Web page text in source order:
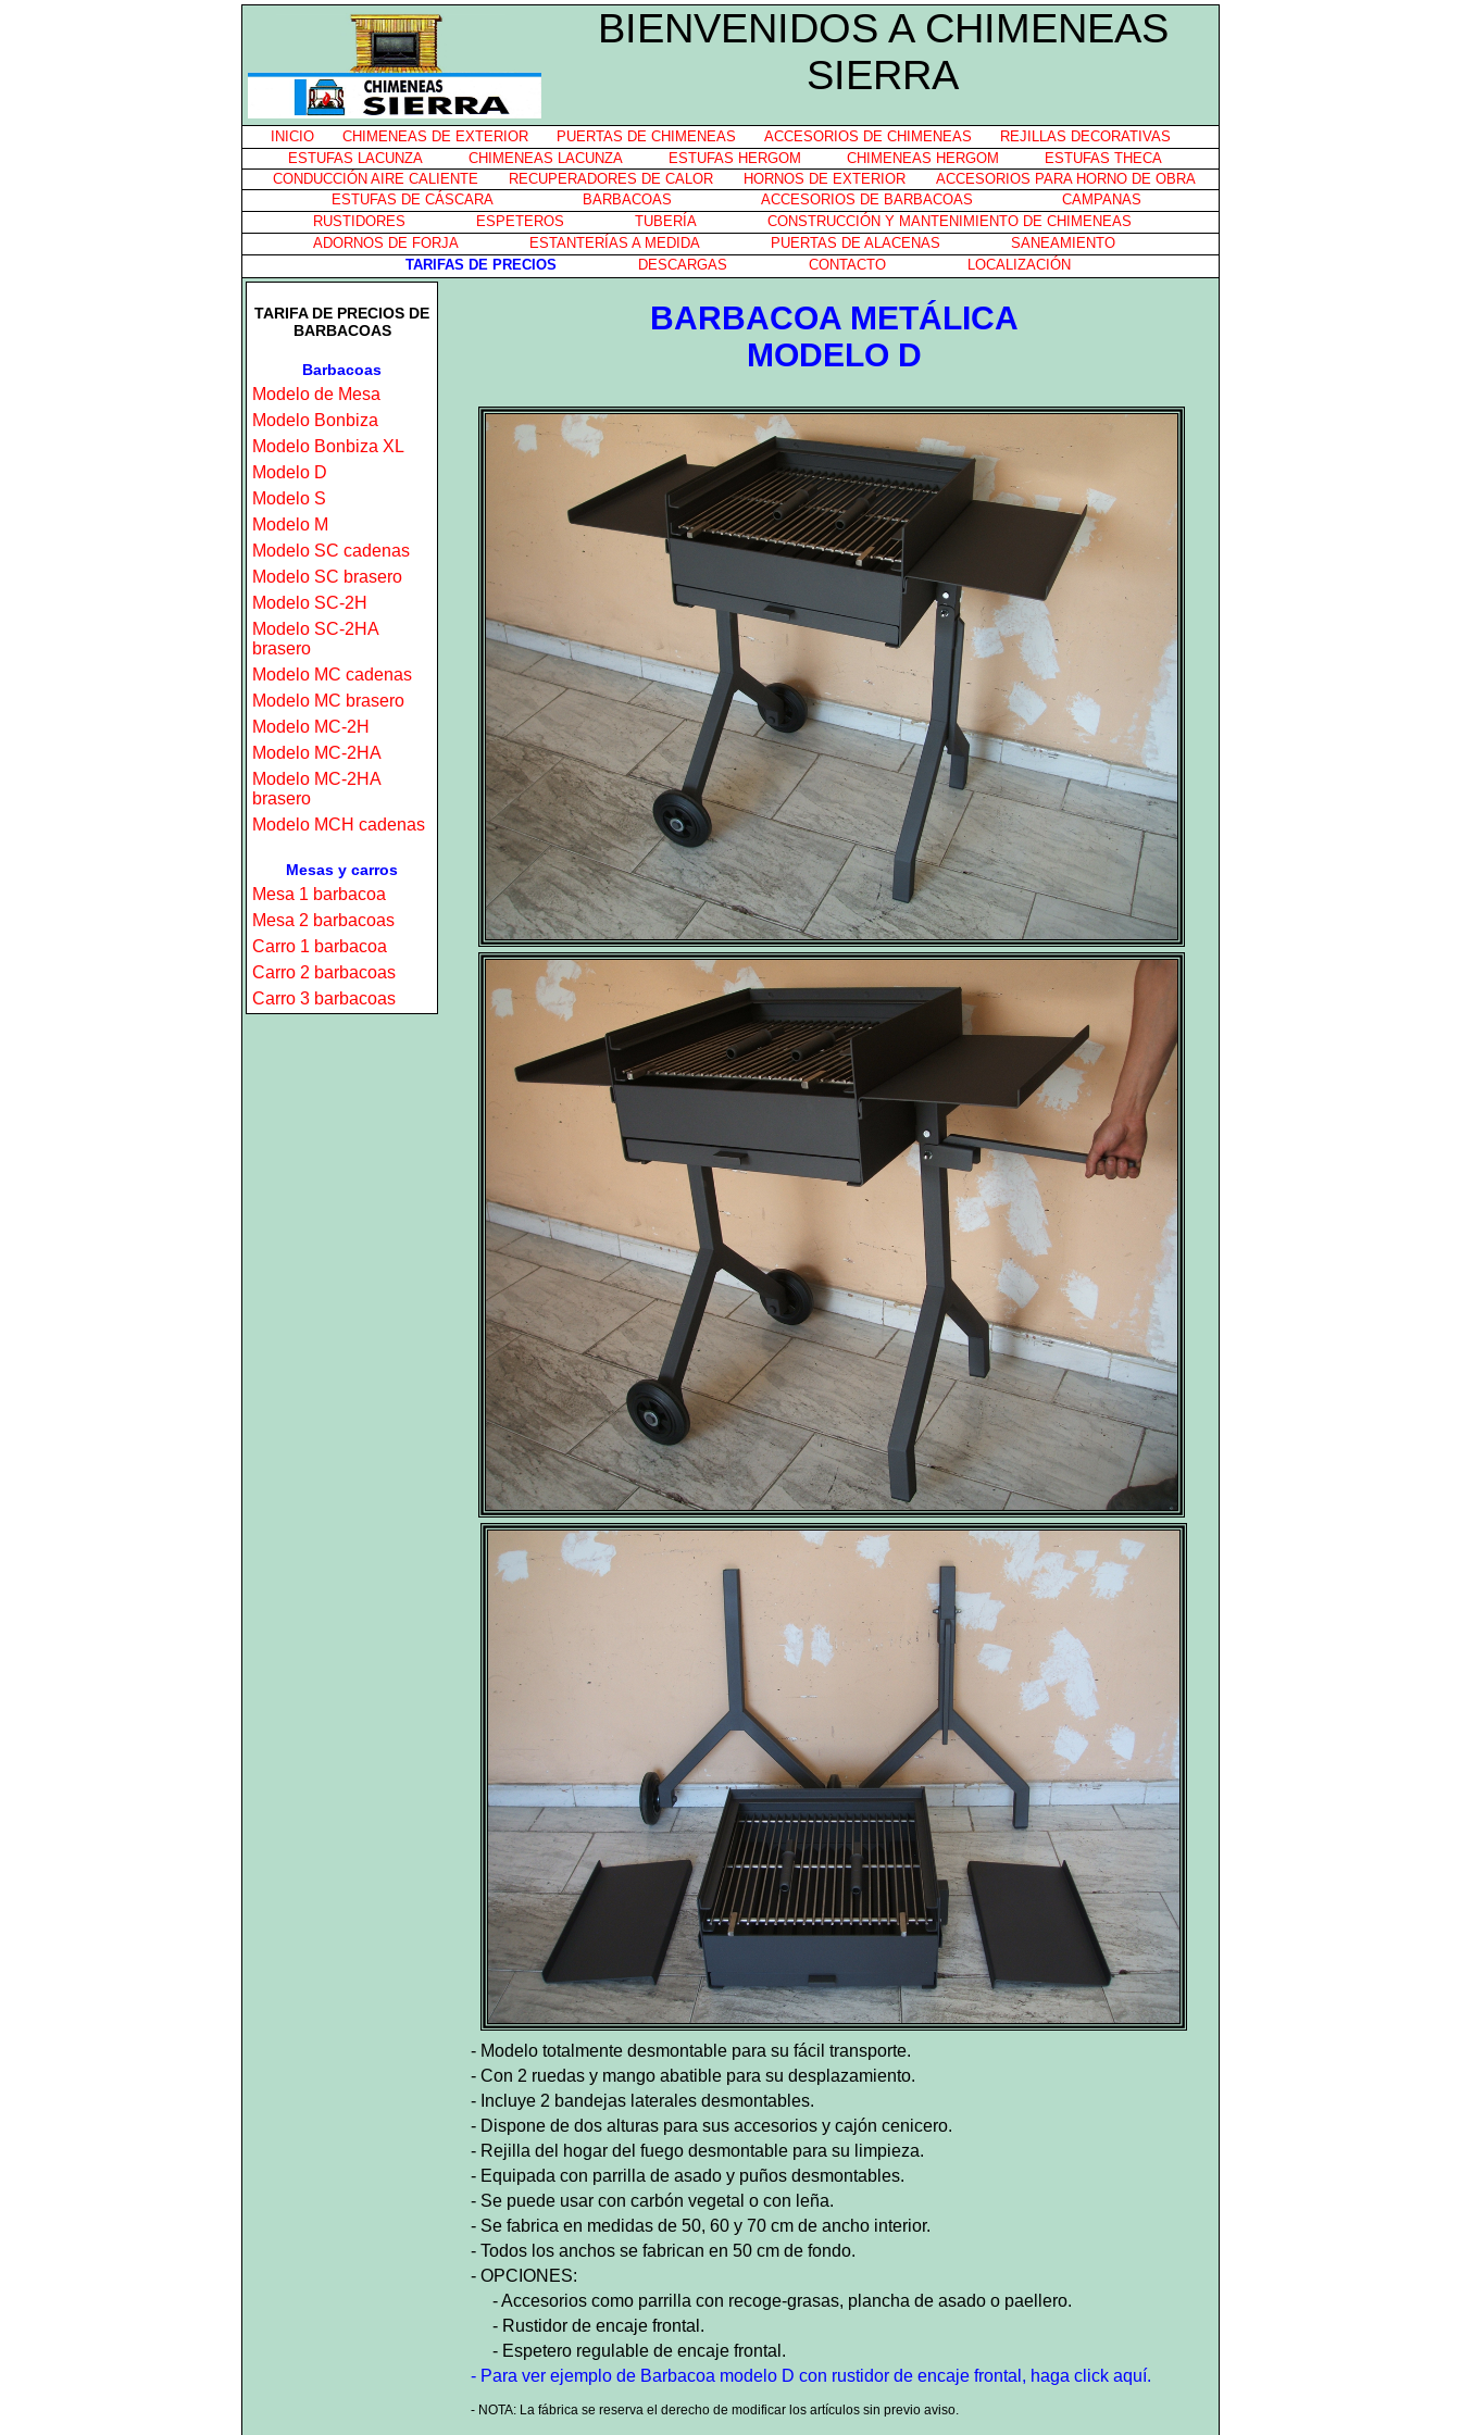
BIENVENIDOS A CHIMENEAS
SIERRA
INICIO CHIMENEAS DE EXTERIOR PUERTAS DE CHIMENEAS ACCESORIOS DE CHIMENEAS
REJILLAS DECORATIVAS
ESTUFAS LACUNZA
CHIMENEAS LACUNZA ESTUFAS HERGOM CHIMENEAS HERGOM
ESTUFAS THECA
CONDUCCIÓN AIRE CALIENTE
RECUPERADORES DE CALOR HORNOS DE EXTERIOR
ACCESORIOS PARA HORNO DE OBRA
ESTUFAS DE CÁSCARA
BARBACOAS ACCESORIOS DE BARBACOAS
CAMPANAS
RUSTIDORES
ESPETEROS TUBERÍA
CONSTRUCCIÓN Y MANTENIMIENTO DE CHIMENEAS
ADORNOS DE FORJA
ESTANTERÍAS A MEDIDA PUERTAS DE ALACENAS
SANEAMIENTO
TARIFAS DE PRECIOS
DESCARGAS CONTACTO LOCALIZACIÓN
TARIFA DE PRECIOS DE
BARBACOAS
Barbacoas
Modelo de Mesa
Modelo Bonbiza
Modelo Bonbiza XL
Modelo D
Modelo S
Modelo M
Modelo SC cadenas
Modelo SC brasero
Modelo SC-2H
Modelo SC-2HA
brasero
Modelo MC cadenas
Modelo MC brasero
Modelo MC-2H
Modelo MC-2HA
Modelo MC-2HA
brasero
Modelo MCH cadenas
Mesas y carros
Mesa 1 barbacoa
Mesa 2 barbacoas
Carro 1 barbacoa
Carro 2 barbacoas
Carro 3 barbacoas
BARBACOA METÁLICA
MODELO D
- Modelo totalmente desmontable para su fácil transporte.
- Con 2 ruedas y mango abatible para su desplazamiento.
- Incluye 2 bandejas laterales desmontables.
- Dispone de dos alturas para sus accesorios y cajón cenicero.
- Rejilla del hogar del fuego desmontable para su limpieza.
- Equipada con parrilla de asado y puños desmontables.
- Se puede usar con carbón vegetal o con leña.
- Se fabrica en medidas de 50, 60 y 70 cm de ancho interior.
- Todos los anchos se fabrican en 50 cm de fondo.
- OPCIONES:
- Accesorios como parrilla con recoge-grasas, plancha de asado o paellero.
- Rustidor de encaje frontal.
- Espetero regulable de encaje frontal.
- Para ver ejemplo de Barbacoa modelo D con rustidor de encaje frontal, haga click aquí.
- NOTA: La fábrica se reserva el derecho de modificar los artículos sin previo aviso.